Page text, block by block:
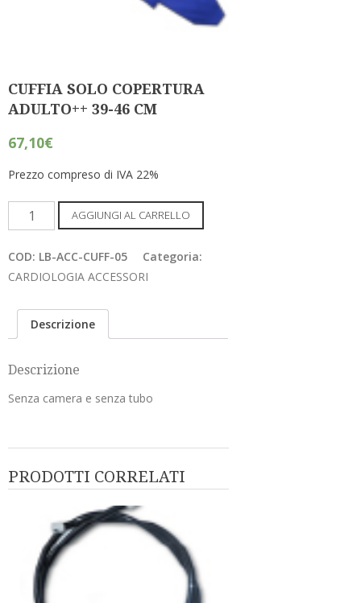
CUFFIA SOLO COPERTURA
ADULTO++ 39-46 CM
67,10€
Prezzo compreso di IVA 22%
CUFFIA
SOLO
COPERTURA
ADULTO++
46
AGGIUNGI AL CARRELLO
COD: LB-ACC-CUFF-05
Categoria:
CARDIOLOGIA ACCESSORI
Descrizione
Descrizione
Senza camera e senza tubo
PRODOTTI CORRELATI